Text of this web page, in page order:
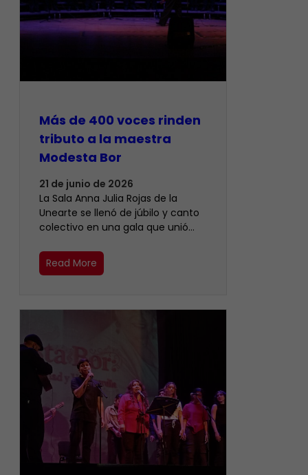
Más de 400 voces rinden
tributo a la maestra
Modesta Bor
21 de junio de 2026
​La Sala Anna Julia Rojas de la
Unearte se llenó de júbilo y canto
colectivo en una gala que unió…
Read More